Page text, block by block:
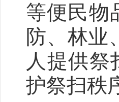
等便民物
防、林业
人提供
护祭扫秩